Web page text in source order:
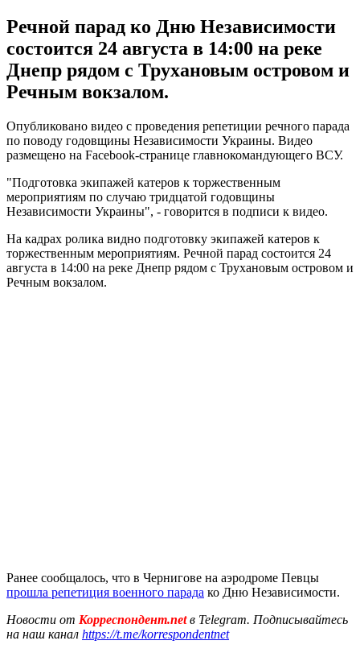
Речной парад ко Дню Независимости
состоится 24 августа в 14:00 на реке
Днепр рядом с Трухановым островом и
Речным вокзалом.
Опубликовано видео с проведения репетиции речного парада
по поводу годовщины Независимости Украины. Видео
размещено на Facebook-странице главнокомандующего ВСУ.
"Подготовка экипажей катеров к торжественным
мероприятиям по случаю тридцатой годовщины
Независимости Украины", - говорится в подписи к видео.
На кадрах ролика видно подготовку экипажей катеров к
торжественным мероприятиям. Речной парад состоится 24
августа в 14:00 на реке Днепр рядом с Трухановым островом и
Речным вокзалом.
Ранее сообщалось, что в Чернигове на аэродроме Певцы
прошла репетиция военного парада ко Дню Независимости.
Новости от Корреспондент.netв Telegram. Подписывайтесь
на наш канал https://t.me/korrespondentnet